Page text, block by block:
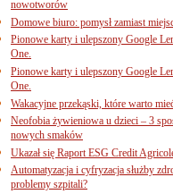
nowotworów
Domowe biuro: pomysł zamiast
Pionowe karty i ulepszony Google
One.
Pionowe karty i ulepszony Google
One.
Wakacyjne przekąski, które warto
Neofobia żywieniowa u dzieci – 3
nowych smaków
Ukazał się Raport ESG Credit
Automatyzacja i cyfryzacja służby
problemy szpitali?